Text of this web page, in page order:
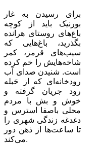
برای رسیدن به غار
بورنیک باید از کوچه
باغ‌های روستای هرانده
بگذرید، باغ‌هایی که
سیب‌های قرمز، کمر
شاخه‌هایش را خم کرده
است. شنیدن صدای آب
رودخانه‌ای که از حَبله
رود جریان گرفته و
خوش و بش با مردم
محلی باصفا استرس و
دغدغه زندگی شهری را
تا ساعت‌ها از ذهن دور
می‌کند.